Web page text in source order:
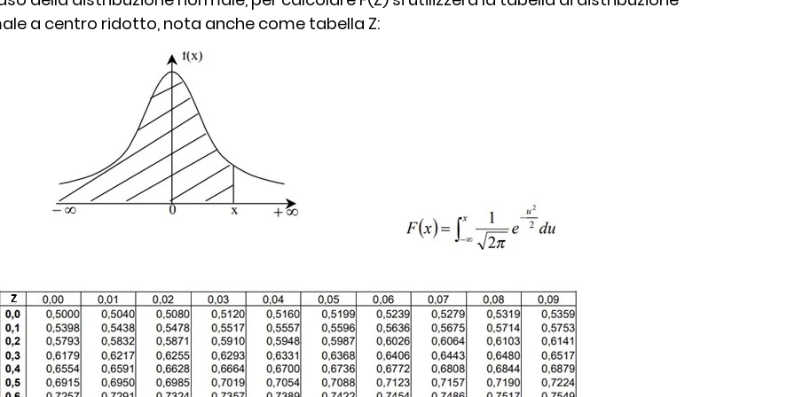
a centro ridotto, nota anche come tabella Z: